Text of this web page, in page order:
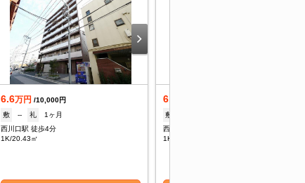
6.6万円 /10,000円
敷
-- 礼
1ヶ月
西川口駅 徒歩4分
1K/20.43㎡
6.6
敷
西川口駅 徒歩4分
1K/20.43㎡